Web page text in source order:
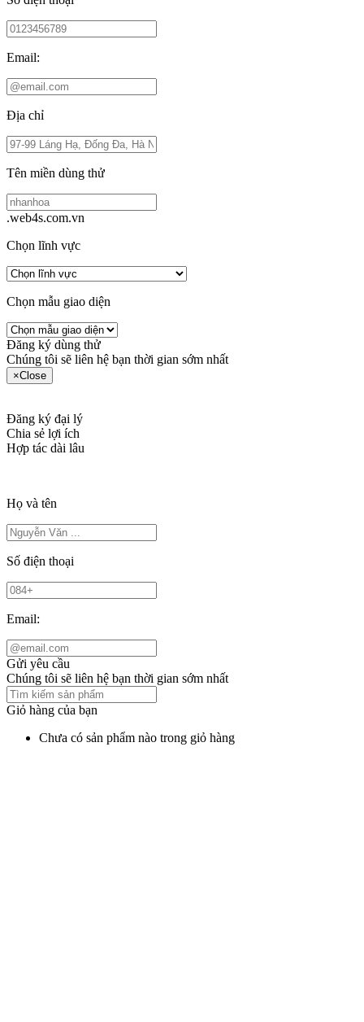
Email:
Địa chỉ
Tên miền dùng thử
.web4s.com.vn
Chọn lĩnh vực
Chọn mẫu giao diện
Đăng ký dùng thử
Chúng tôi sẽ liên hệ bạn thời gian sớm nhất
×Close
Đăng ký đại lý
Chia sẻ lợi ích
Hợp tác dài lâu
Họ và tên
Số điện thoại
Email:
Gửi yêu cầu
Chúng tôi sẽ liên hệ bạn thời gian sớm nhất
Giỏ hàng của bạn
Chưa có sản phẩm nào trong giỏ hàng